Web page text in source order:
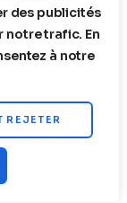
des publicités
notre trafic. En
à notre
REJETER
SpaceX.
for Q2
June 30,
Recession